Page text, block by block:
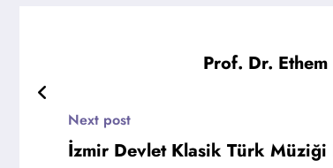
Prof. Dr.
Next post
İzmir Devlet Klasik Türk